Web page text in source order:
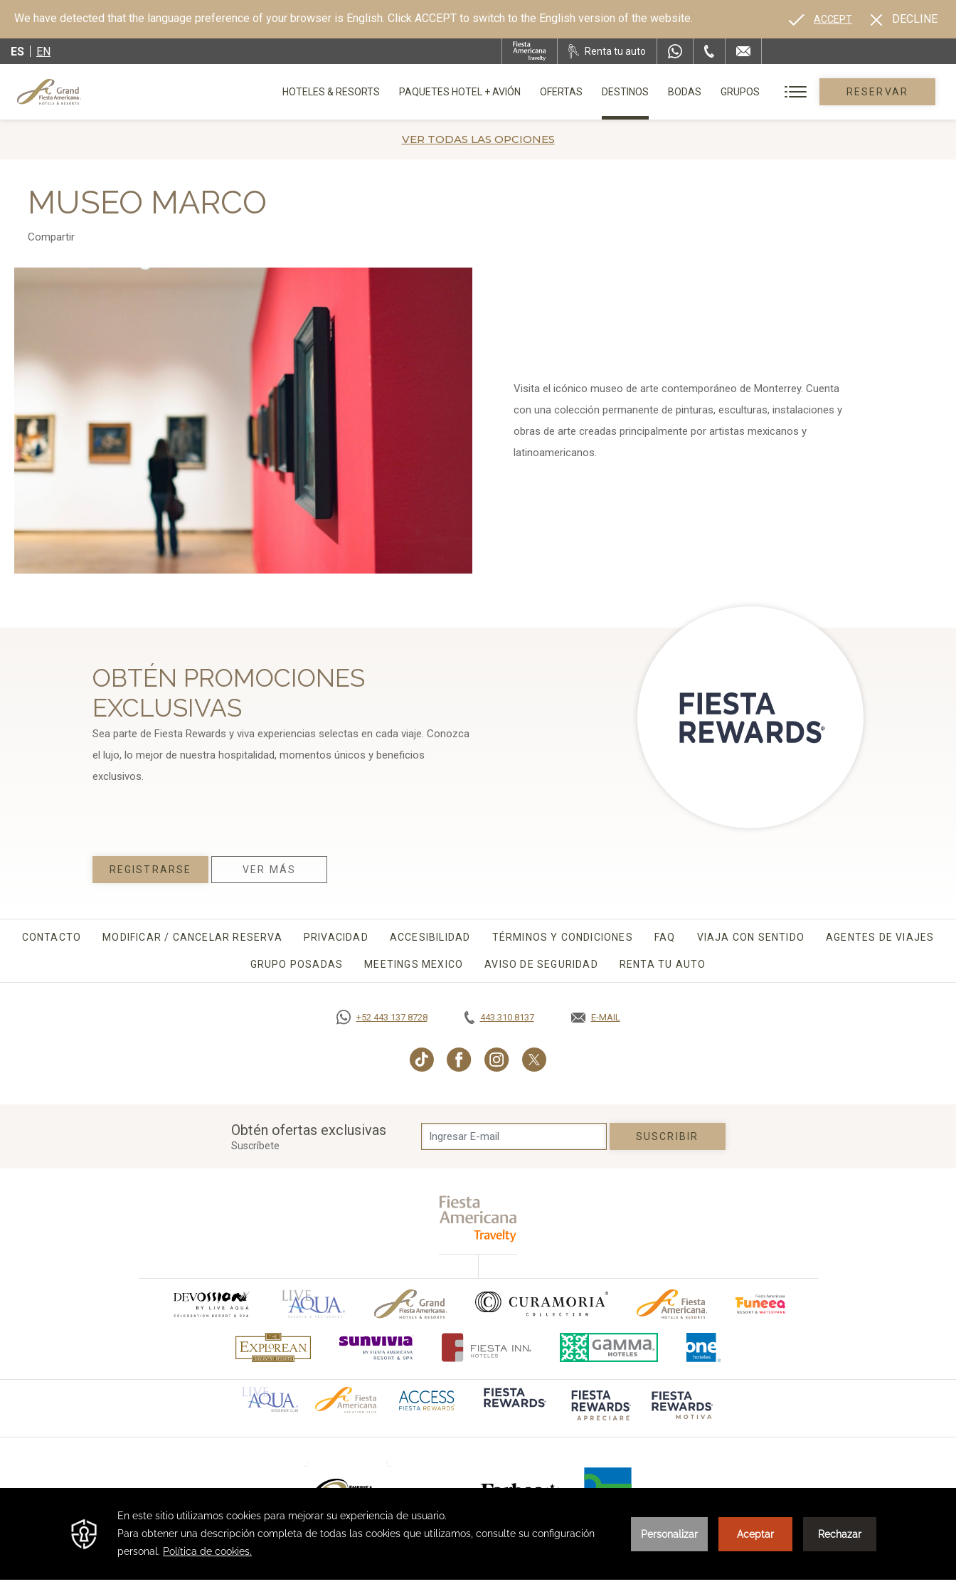
ES EN Renta tu auto
HOTELES & RESORTS
PAQUETES HOTEL + AVIÓN
OFERTAS DESTINOS BODAS GRUPOS RESERVAR
We have detected that the language preference of your browser is English. Click ACCEPT to switch to the English version of the website. ACCEPT DECLINE
VER TODAS LAS OPCIONES
MUSEO MARCO
Compartir
Visita el icónico museo de arte contemporáneo de Monterrey. Cuenta
con una colección permanente de pinturas, esculturas, instalaciones y
obras de arte creadas principalmente por artistas mexicanos y
latinoamericanos.
OBTÉN PROMOCIONES
EXCLUSIVAS
Sea parte de Fiesta Rewards y viva experiencias selectas en cada viaje. Conozca
el lujo, lo mejor de nuestra hospitalidad, momentos únicos y beneficios
exclusivos.
REGISTRARSE VER MÁS
CONTACTO MODIFICAR / CANCELAR RESERVA PRIVACIDAD OPENS IN A NEW TAB.
ACCESIBILIDAD TÉRMINOS Y CONDICIONES FAQ VIAJA CON SENTIDO AGENTES DE VIAJES
GRUPO POSADAS MEETINGS MEXICO OPENS IN A NEW TAB.
AVISO DE SEGURIDAD OPENS IN A NEW TAB.
RENTA TU AUTO
+52 443 137 8728 443.310.8137
E-MAIL
Obtén ofertas exclusivas
Suscríbete
SUSCRIBIR